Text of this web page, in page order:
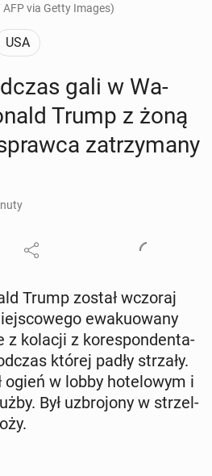
via Getty Images)
USA
gali w Wa­
Trump z żoną
za­trzy­ma­ny
Trump został wczoraj
ewa­ku­owa­ny
z kolacji z ko­re­spon­den­ta­
której padły strzały.
ogień w lobby ho­te­lo­wym i
Był uzbro­jo­ny w strzel­